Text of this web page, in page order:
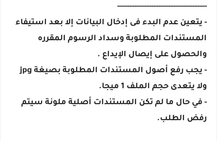
-------------------------------------
- يتعين عدم البدء فى إدخال البيانات إلا بعد استيفاء
المستندات المطلوبة وسداد الرسوم المقرره
والحصول على إيصال الإيداع .
- يجب رفع أصول المستندات المطلوبة بصيغة jpg
ولا يتعدى حجم الملف 1 ميجا.
- في حال ما لم تكن المستندات أصلية ملونة سيتم
رفض الطلب.